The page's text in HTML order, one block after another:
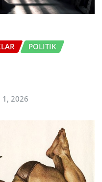
POLITIK
1, 2026